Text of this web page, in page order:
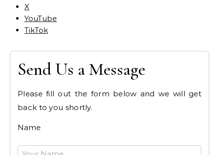
X
YouTube
TikTok
Send Us a Message
Please fill out the form below and we will get
back to you shortly.
Name